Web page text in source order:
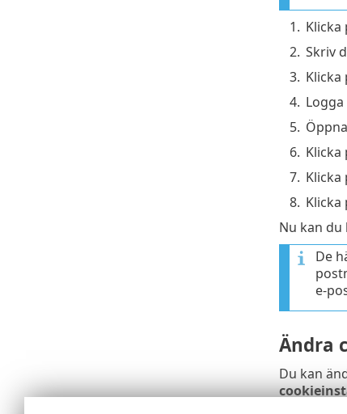
1. Klicka
2. Skriv
3. Klicka
4.
5.
6. Klicka
7. Klicka
8. Klicka
Nu kan du
De
e-
Ändra
Du kan